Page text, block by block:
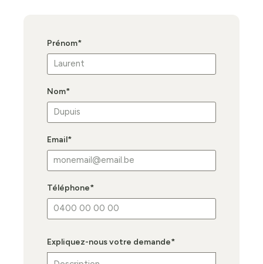
Prénom*
Nom*
Email*
Téléphone*
Expliquez-nous votre demande*